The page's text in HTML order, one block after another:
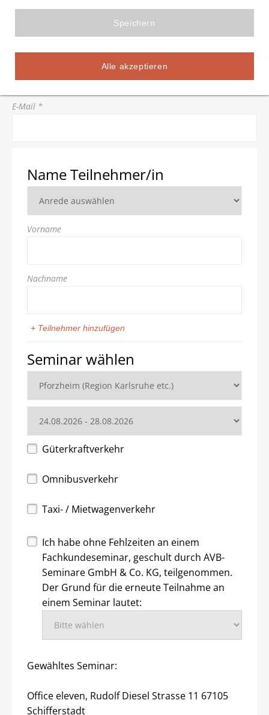
Speichern
Alle akzeptieren
Stadt *
E-Mail *
Name Teilnehmer/in
Vorname
Nachname
+ Teilnehmer hinzufügen
Seminar wählen
Güterkraftverkehr
Omnibusverkehr
Taxi- / Mietwagenverkehr
Ich habe ohne Fehlzeiten an einem
Fachkundeseminar, geschult durch AVB-
Seminare GmbH & Co. KG, teilgenommen.
Der Grund für die erneute Teilnahme an
einem Seminar lautet:
Gewähltes Seminar:
Office eleven, Rudolf Diesel Strasse 11 67105
Schifferstadt